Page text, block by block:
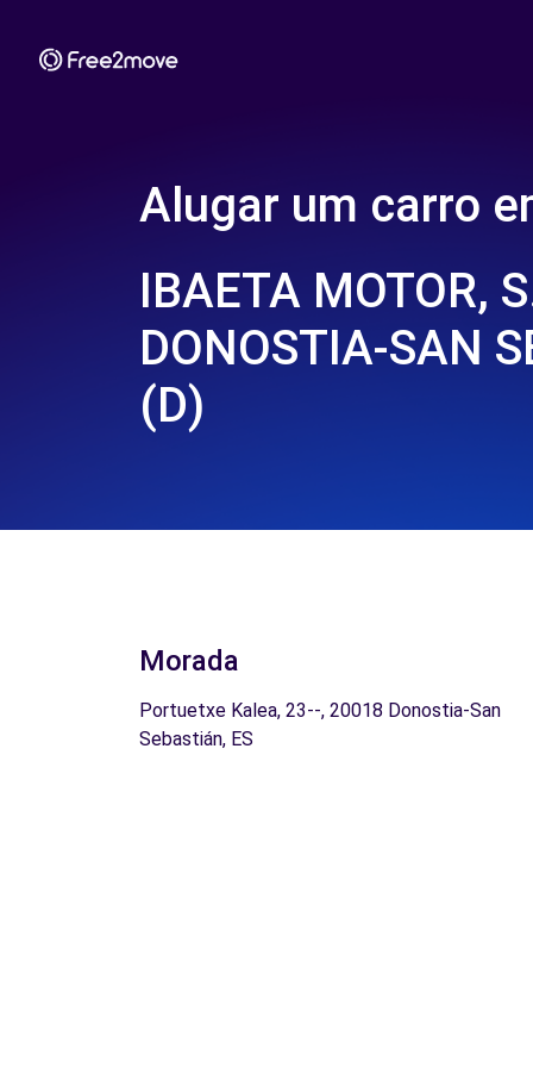
Alugar um carro
IBAETA MOTOR,
DONOSTIA-SAN
(D)
Morada
Portuetxe Kalea, 23--, 20018 Donostia-San
Sebastián, ES